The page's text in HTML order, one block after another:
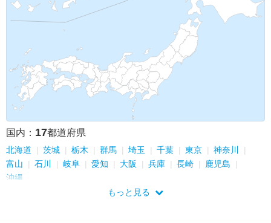
国内： 17都道府県
北海道 茨城 栃木 群馬 埼玉 千葉 東京
神奈川
富山
石川 岐阜 愛知 大阪 兵庫 長崎
鹿児島
沖縄
もっと見る